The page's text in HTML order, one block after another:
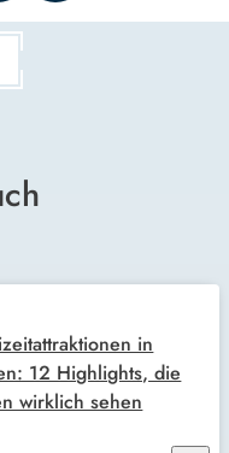
in
12 Highlights, die
wirklich sehen